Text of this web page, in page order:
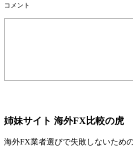
コメント
姉妹サイト 海外FX比較の虎
海外FX業者選びで失敗しないため